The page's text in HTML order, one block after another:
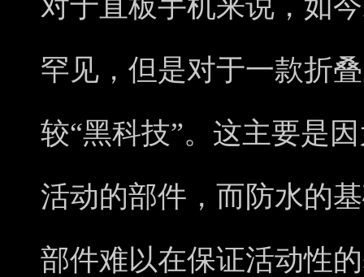
对于直板手机来说，如
罕见，但是对于一款折
较“黑科技”。这主要是
活动的部件，而防水的
部件难以在保证活动性